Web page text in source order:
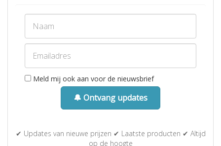
Meld mij ook aan voor de nieuwsbrief
🔔 Ontvang updates
✔ Updates van nieuwe prijzen ✔ Laatste producten ✔ Altijd
op de hoogte